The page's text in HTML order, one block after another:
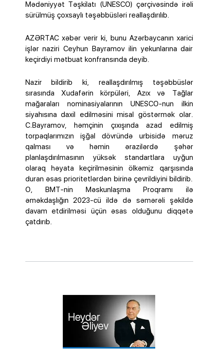
Mədəniyyət Təşkilatı (UNESCO) çərçivəsində irəli
sürülmüş çoxsaylı təşəbbüsləri reallaşdırılıb.
AZƏRTAC xəbər verir ki, bunu Azərbaycanın xarici
işlər naziri Ceyhun Bayramov ilin yekunlarına dair
keçirdiyi mətbuat konfransında deyib.
Nazir bildirib ki, reallaşdırılmış təşəbbüslər
sırasında Xudafərin körpüləri, Azıx və Tağlar
mağaraları nominasiyalarının UNESCO-nun ilkin
siyahısına daxil edilməsini misal göstərmək olar.
C.Bayramov, həmçinin çıxışında azad edilmiş
torpaqlarımızın işğal dövründə urbisidə məruz
qalması və həmin ərazilərdə şəhər
planlaşdırılmasının yüksək standartlara uyğun
olaraq həyata keçirilməsinin ölkəmiz qarşısında
duran əsas prioritetlərdən birinə çevrildiyini bildirib.
O, BMT-nin Məskunlaşma Proqramı ilə
əməkdaşlığın 2023-cü ildə də səmərəli şəkildə
davam etdirilməsi üçün əsas olduğunu diqqətə
çatdırıb.